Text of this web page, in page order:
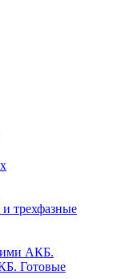
трехфазные
АКБ.
Готовые